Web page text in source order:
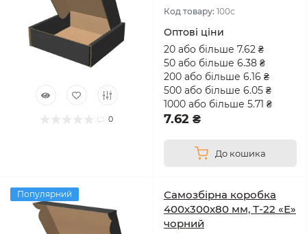
0
Код товару: 100с
Оптові ціни
20 або більше 7.62 ₴
50 або більше 6.38 ₴
200 або більше 6.16 ₴
500 або більше 6.05 ₴
1000 або більше 5.71 ₴
7.62 ₴
До кошика
Популярний
Самозбірна коробка
400х300х80 мм, Т-22 «Е»
чорний